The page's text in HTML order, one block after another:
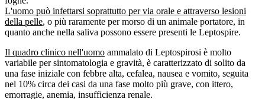
L'uomo può infettarsi soprattutto per via orale e attraverso lesioni
della pelle, o più raramente per morso di un animale portatore, in
quanto anche nella saliva possono essere presenti le Leptospire.
Il quadro clinico nell'uomo ammalato di Leptospirosi è molto
variabile per sintomatologia e gravità, è caratterizzato di solito da
una fase iniziale con febbre alta, cefalea, nausea e vomito, seguita
nel 10% circa dei casi da una fase molto più grave, con ittero,
emorragie, anemia, insufficienza renale.